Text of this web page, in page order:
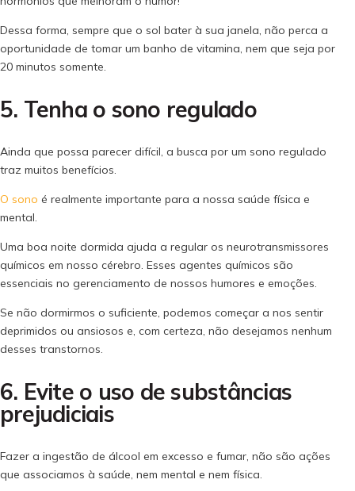
Dessa forma, sempre que o sol bater à sua janela, não perca a
oportunidade de tomar um banho de vitamina, nem que seja por
20 minutos somente.
5. Tenha o sono regulado
Ainda que possa parecer difícil, a busca por um sono regulado
traz muitos benefícios.
O sono é realmente importante para a nossa saúde física e
mental.
Uma boa noite dormida ajuda a regular os neurotransmissores
químicos em nosso cérebro. Esses agentes químicos são
essenciais no gerenciamento de nossos humores e emoções.
Se não dormirmos o suficiente, podemos começar a nos sentir
deprimidos ou ansiosos e, com certeza, não desejamos nenhum
desses transtornos.
6. Evite o uso de substâncias
prejudiciais
Fazer a ingestão de álcool em excesso e fumar, não são ações
que associamos à saúde, nem mental e nem física.